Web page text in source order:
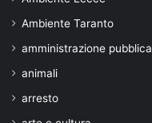
Ambiente Taranto
amministrazione pubblica
animali
arresto